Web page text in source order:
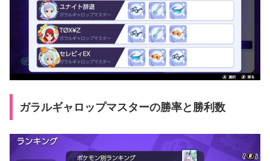
ガラルギャロップマスターの勝率と勝利数